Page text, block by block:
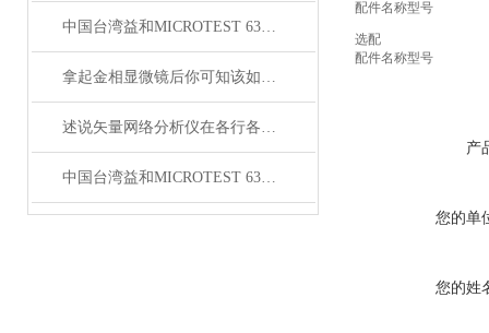
中国台湾益和MICROTEST 6376 LCR测试仪
拿起金相显微镜后你可知该如何使用呢？
述说矢量网络分析仪在各行各业中的主要作用
中国台湾益和MICROTEST 6372 LCR测试仪
配件名称型号
选配
配件名称型号
产
您的单
您的姓